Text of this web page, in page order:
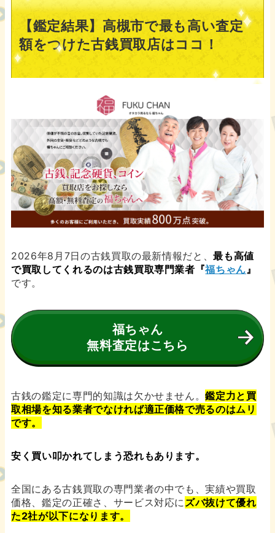
【鑑定結果】高槻市で最も高い査定
額をつけた古銭買取店はココ！
2026年8月7日の古銭買取の最新情報だと、最も高値
で買取してくれるのは古銭買取専門業者『福ちゃん』
です。
福ちゃん
無料査定はこちら
古銭の鑑定に専門的知識は欠かせません。鑑定力と買
取相場を知る業者でなければ適正価格で売るのはムリ
です。
安く買い叩かれてしまう恐れもあります。
全国にある古銭買取の専門業者の中でも、実績や買取
価格、鑑定の正確さ、サービス対応にズバ抜けて優れ
た2社が以下になります。